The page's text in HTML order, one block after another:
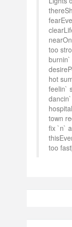
too
hot
feelin`
town
fix `n`
too